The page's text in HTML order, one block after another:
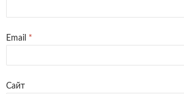
Email *
Сайт